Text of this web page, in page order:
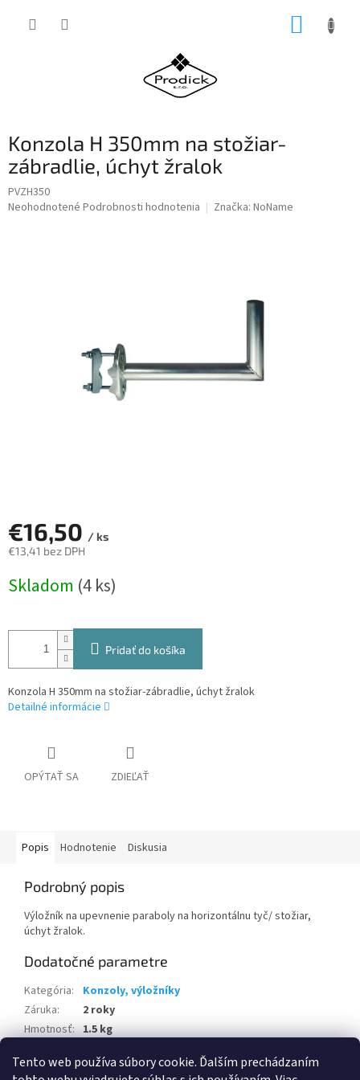
Tento web používa súbory cookie. Ďalším prechádzaním
Konzola H 350mm na stožiar-
zábradlie, úchyt žralok
PVZH350
Priemerné
Neohodnotené Podrobnosti hodnotenia Značka: NoName
€16,50 / ks
€13,41 bez DPH
cena:
Skladom (4 ks)
Pridať do košíka
Konzola H 350mm na stožiar-zábradlie, úchyt žralok
Detailné informácie
OPÝTAŤ SA ZDIEĽAŤ
Popis Hodnotenie Diskusia
Podrobný popis
Výložník na upevnenie paraboly na horizontálnu tyč/ stožiar,
úchyt žralok.
Dodatočné parametre
Kategória:
Konzoly, výložníky
Záruka:
2 roky
Hmotnosť: 1.5 kg